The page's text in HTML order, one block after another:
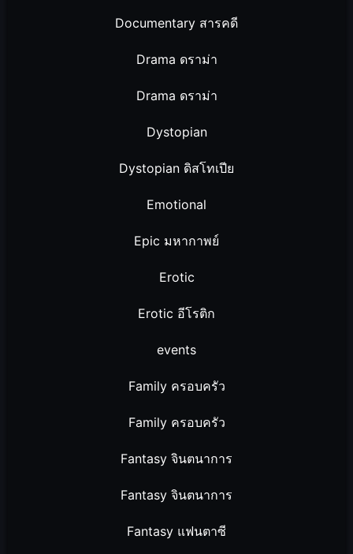
Documentary สารคดี
Drama ดราม่า
Drama ดราม่า
Dystopian
Dystopian ดิสโทเปีย
Emotional
Epic มหากาพย์
Erotic
Erotic อีโรติก
events
Family ครอบครัว
Family ครอบครัว
Fantasy จินตนาการ
Fantasy จินตนาการ
Fantasy แฟนตาซี